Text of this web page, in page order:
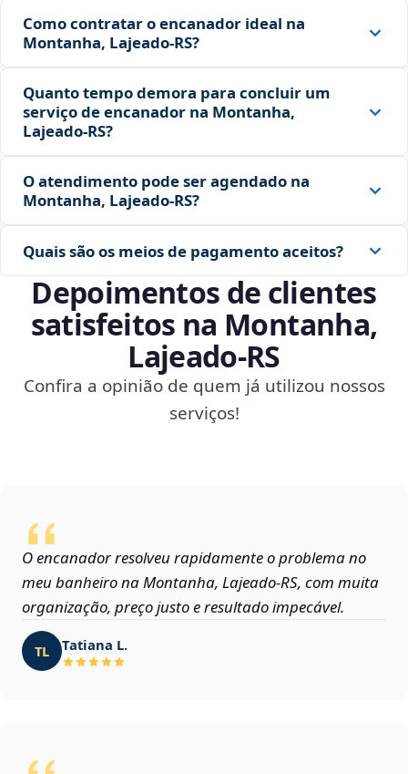
Como contratar o encanador ideal na
Montanha, Lajeado‑RS?
Quanto tempo demora para concluir um
serviço de encanador na Montanha,
Lajeado‑RS?
O atendimento pode ser agendado na
Montanha, Lajeado‑RS?
Quais são os meios de pagamento aceitos?
Depoimentos de clientes
satisfeitos na Montanha,
Lajeado‑RS
Confira a opinião de quem já utilizou nossos
serviços!
O encanador resolveu rapidamente o problema no
meu banheiro na Montanha, Lajeado‑RS, com muita
organização, preço justo e resultado impecável.
TL Tatiana L.